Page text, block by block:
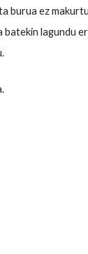
burua ez
batekin lagundu